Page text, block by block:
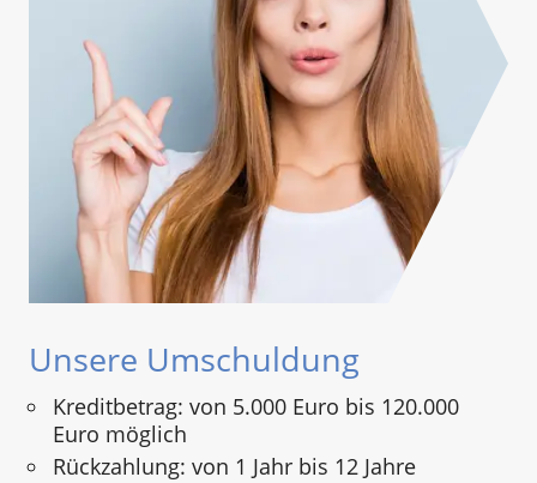
Unsere Umschuldung
Kreditbetrag: von 5.000 Euro bis 120.000
Euro möglich
Rückzahlung: von 1 Jahr bis 12 Jahre